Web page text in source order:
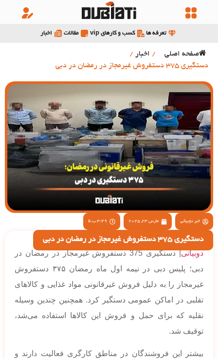
تعرفه ها کسب و کارهای vip مقالات اخبار
صفحه اصلی / اخبار /
دستگیری 375 دستفروش غیرمجاز در رمضان در دبی
خبر دوبیاتی مارس 23, 2025 3:49 ب.ظ
دستگیری 375 دستفروش غیرمجاز در رمضان در دبی
دوبیاتی
| دستگیری 375 دستفروش غیرمجاز در رمضان در
دبی؛ پلیس دبی در نیمه اول ماه رمضان ۳۷۵ دستفروش
غیرمجاز را به دلیل فروش غیرقانونی مواد غذایی و کالاهای
تقلبی در اماکن عمومی دستگیر کرد. همچنین چندین وسیله
نقلیه که برای حمل و فروش این کالاها استفاده می‌شد،
توقیف شد.
بیشتر این فروشندگان در مناطق کارگری فعالیت دارند و